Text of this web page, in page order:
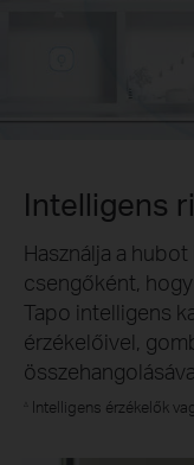
Intelligens
Használja a
csengőként,
Tapo intelligens
érzékelőivel,
Intelligens érzékelők